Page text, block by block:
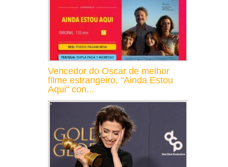
Vencedor do Oscar de melhor
filme estrangeiro, "Ainda Estou
Aqui" con...